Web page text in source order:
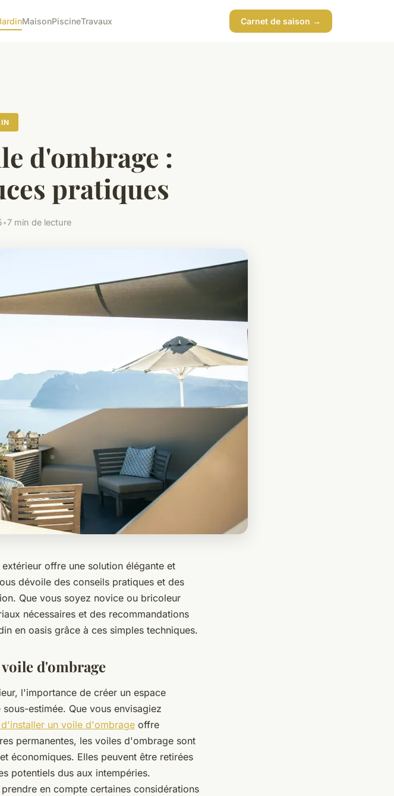
MaisonPiscineTravaux Carnet de saison →
d'ombrage :
pratiques
•7 min de lecture
offre une solution élégante et
dévoile des conseils pratiques et des
Que vous soyez novice ou bricoleur
nécessaires et des recommandations
en oasis grâce à ces simples techniques.
d'ombrage
l'importance de créer un espace
estimée. Que vous envisagiez
un voile d'ombrage offre
permanentes, les voiles d'ombrage sont
économiques. Elles peuvent être retirées
potentiels dus aux intempéries.
en compte certaines considérations